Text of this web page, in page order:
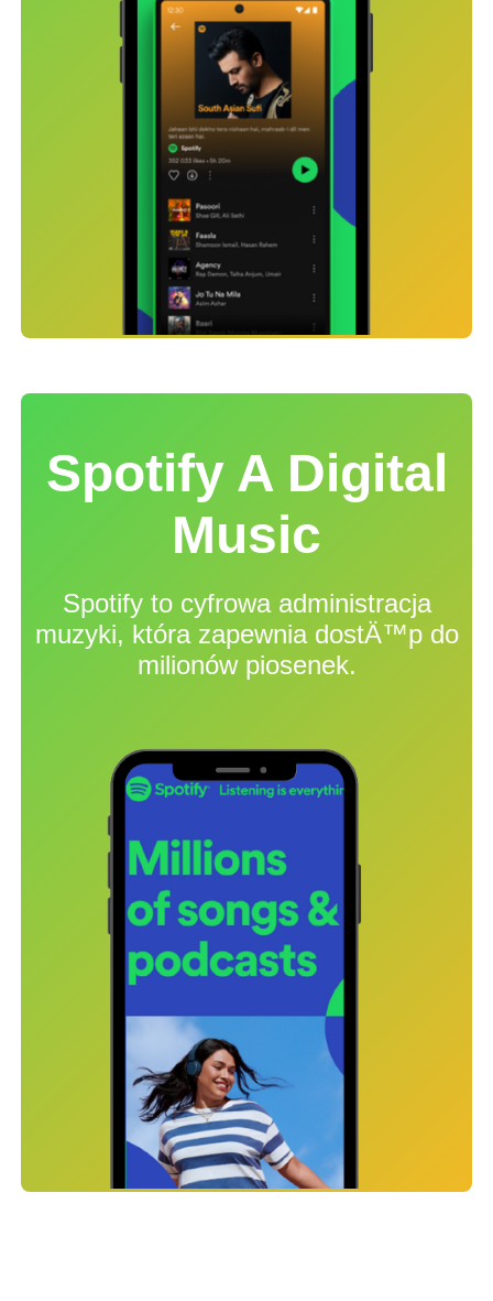
Spotify A Digital
Music
Spotify to cyfrowa administracja
muzyki, która zapewnia dostÄ™p do
milionów piosenek.